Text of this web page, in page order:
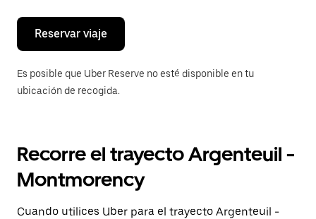
cerrar
calendario.
Reservar viaje
Es posible que Uber Reserve no esté disponible en tu
ubicación de recogida.
Recorre el trayecto Argenteuil -
Montmorency
Cuando utilices Uber para el trayecto Argenteuil -